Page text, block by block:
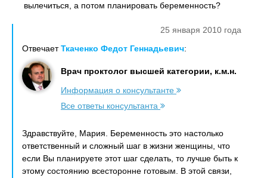
вылечиться, а потом планировать беременность?
25 января 2010 года
ОтвечаетТкаченко Федот Геннадьевич:
Врач проктолог высшей категории, к.м.н.
Информация о консультанте
Все ответы консультанта
Здравствуйте, Мария. Беременность это настолько
ответственный и сложный шаг в жизни женщины, что
если Вы планируете этот шаг сделать, то лучше быть к
этому состоянию всесторонне готовым. В этой связи,